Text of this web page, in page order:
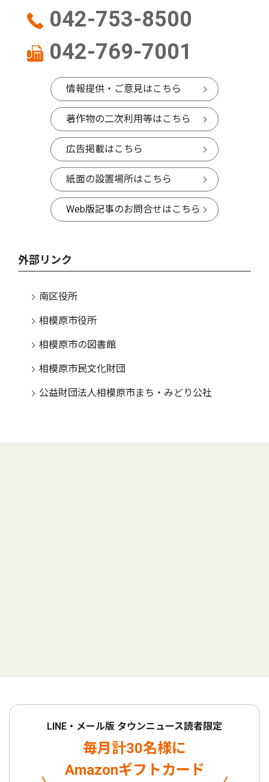
042-753-8500
042-769-7001
情報提供・ご意見はこちら
著作物の二次利用等はこちら
広告掲載はこちら
紙面の設置場所はこちら
Web版記事のお問合せはこちら
外部リンク
南区役所
相模原市役所
相模原市の図書館
相模原市民文化財団
公益財団法人相模原市まち・みどり公社
LINE・メール版 タウンニュース読者限定
毎月計30名様に
Amazonギフトカード